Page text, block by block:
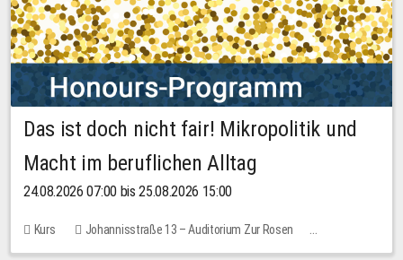
Das ist doch nicht fair! Mikropolitik und
Macht im beruflichen Alltag
24.08.2026 07:00 bis 25.08.2026 15:00
Kurs
Johannisstraße 13 – Auditorium Zur Rosen
Keine freien Plätze